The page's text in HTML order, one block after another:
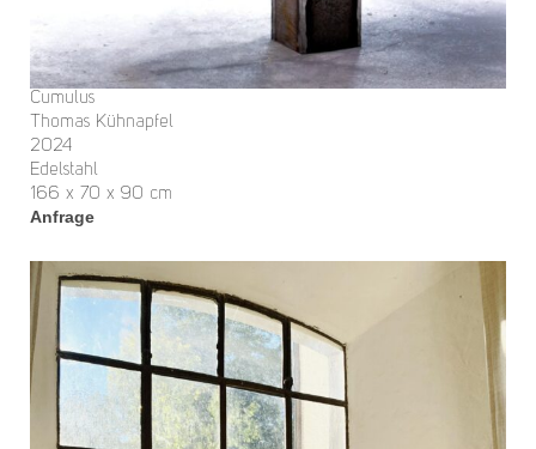
Cumulus
Thomas Kühnapfel
2024
Edelstahl
166 x 70 x 90 cm
Anfrage